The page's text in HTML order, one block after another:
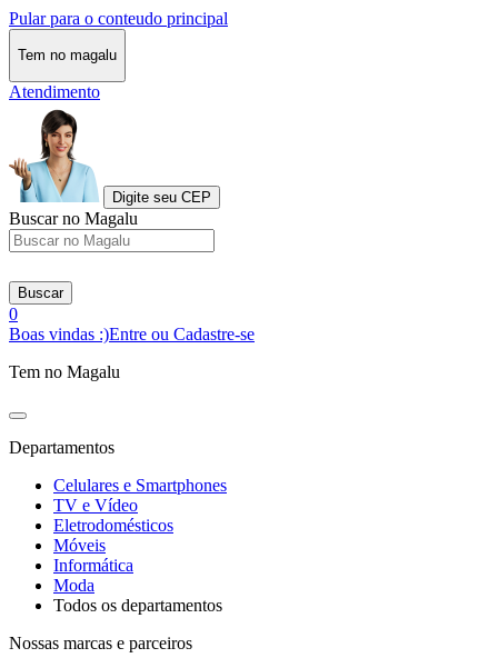
Pular para o conteudo principal
Tem no magalu
Atendimento
Digite seu CEP
Buscar no Magalu
Buscar
0
Boas vindas :)Entre ou Cadastre-se
Tem no Magalu
Departamentos
Celulares e Smartphones
TV e Vídeo
Eletrodomésticos
Móveis
Informática
Moda
Todos os departamentos
Nossas marcas e parceiros